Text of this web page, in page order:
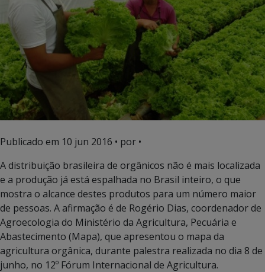
Publicado em 10 jun 2016 • por •
A distribuição brasileira de orgânicos não é mais localizada
e a produção já está espalhada no Brasil inteiro, o que
mostra o alcance destes produtos para um número maior
de pessoas. A afirmação é de Rogério Dias, coordenador de
Agroecologia do Ministério da Agricultura, Pecuária e
Abastecimento (Mapa), que apresentou o mapa da
agricultura orgânica, durante palestra realizada no dia 8 de
junho, no 12º Fórum Internacional de Agricultura.